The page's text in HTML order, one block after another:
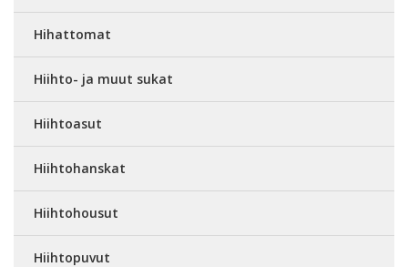
Hihattomat
Hiihto- ja muut sukat
Hiihtoasut
Hiihtohanskat
Hiihtohousut
Hiihtopuvut